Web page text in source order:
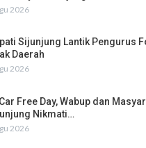
2026
Sijunjung Lantik Pengurus
Daerah
2026
Free Day, Wabup dan
Nikmati…
2026